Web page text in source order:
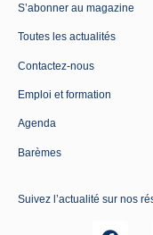
S’abonner au magazine
Toutes les actualités
Contactez-nous
Emploi et formation
Agenda
Barèmes
Suivez l’actualité sur nos